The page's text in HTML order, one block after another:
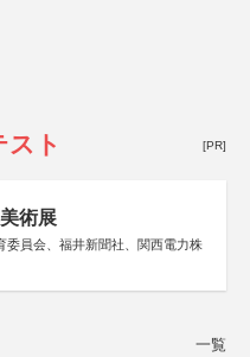
ト [PR]
術展
委員会、福井新聞社、関西電力株
一覧